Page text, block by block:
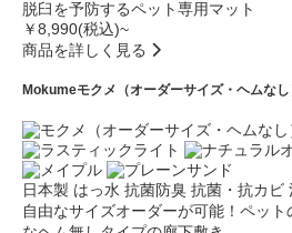
脱臼を予防するペット専用マット
￥8,990(税込)~
商品を詳しく見る
Mokumeモクメ（オーダーサイズ・ヘムなし
日本製 はっ水 抗菌防臭 抗菌・抗カビ
自由なサイズオーダーが可能！ペッ